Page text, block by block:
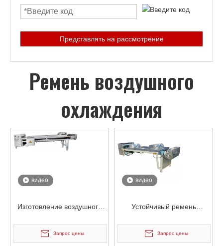
Представлять на рассмотрение
Ремень воздушного
охлаждения
видео
Изготовление воздушного
нержавеющей стали на
заказ
Запрос цены
видео
Устойчивый ремень
нержавеющей стали
General
Запрос цены